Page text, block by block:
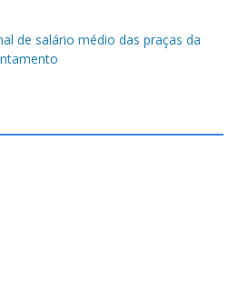
de salário médio das praças da